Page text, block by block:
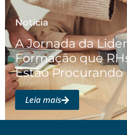
Notícia
A Jornada da
Formação que
Estão Procurando
Leia mais